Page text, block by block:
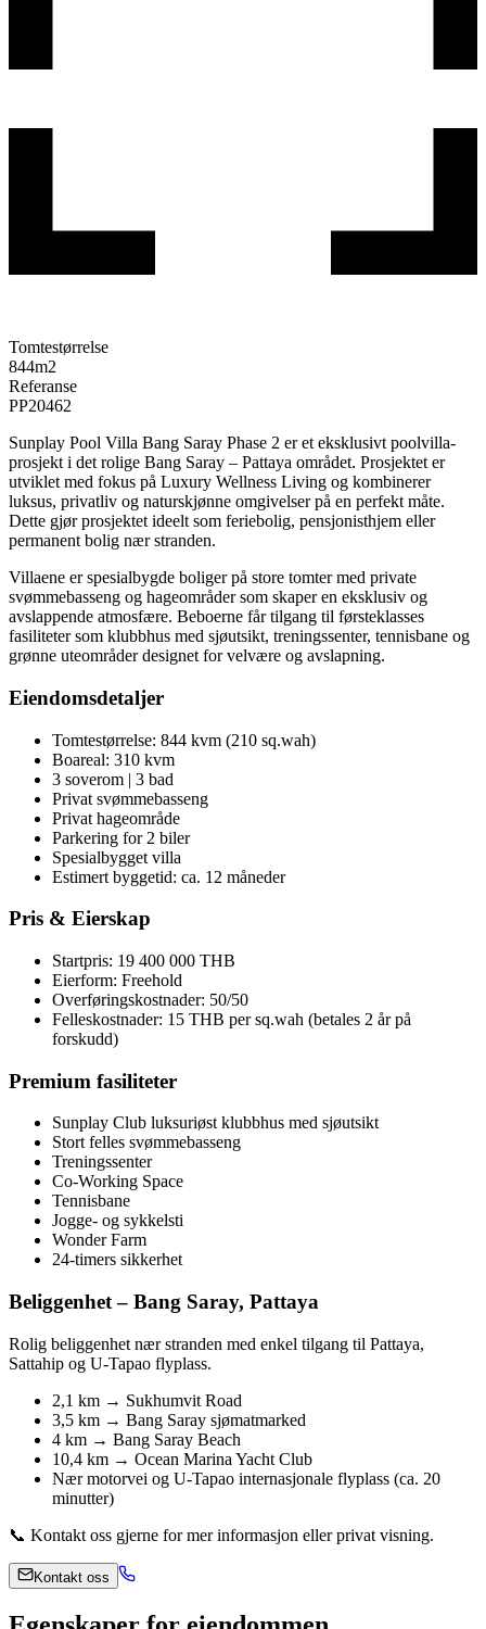
Tomtestørrelse
844m2
Referanse
PP20462
Sunplay Pool Villa Bang Saray Phase 2 er et eksklusivt poolvilla-
prosjekt i det rolige Bang Saray – Pattaya området. Prosjektet er
utviklet med fokus på Luxury Wellness Living og kombinerer
luksus, privatliv og naturskjønne omgivelser på en perfekt måte.
Dette gjør prosjektet ideelt som feriebolig, pensjonisthjem eller
permanent bolig nær stranden.
Villaene er spesialbygde boliger på store tomter med private
svømmebasseng og hageområder som skaper en eksklusiv og
avslappende atmosfære. Beboerne får tilgang til førsteklasses
fasiliteter som klubbhus med sjøutsikt, treningssenter, tennisbane og
grønne uteområder designet for velvære og avslapning.
Eiendomsdetaljer
Tomtestørrelse: 844 kvm (210 sq.wah)
Boareal: 310 kvm
3 soverom | 3 bad
Privat svømmebasseng
Privat hageområde
Parkering for 2 biler
Spesialbygget villa
Estimert byggetid: ca. 12 måneder
Pris & Eierskap
Startpris: 19 400 000 THB
Eierform: Freehold
Overføringskostnader: 50/50
Felleskostnader: 15 THB per sq.wah (betales 2 år på
forskudd)
Premium fasiliteter
Sunplay Club luksuriøst klubbhus med sjøutsikt
Stort felles svømmebasseng
Treningssenter
Co-Working Space
Tennisbane
Jogge- og sykkelsti
Wonder Farm
24-timers sikkerhet
Beliggenhet – Bang Saray, Pattaya
Rolig beliggenhet nær stranden med enkel tilgang til Pattaya,
Sattahip og U-Tapao flyplass.
2,1 km → Sukhumvit Road
3,5 km → Bang Saray sjømatmarked
4 km → Bang Saray Beach
10,4 km → Ocean Marina Yacht Club
Nær motorvei og U-Tapao internasjonale flyplass (ca. 20
minutter)
📞 Kontakt oss gjerne for mer informasjon eller privat visning.
Kontakt oss